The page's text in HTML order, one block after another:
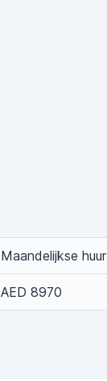
Maandelijkse huur
AED 8970